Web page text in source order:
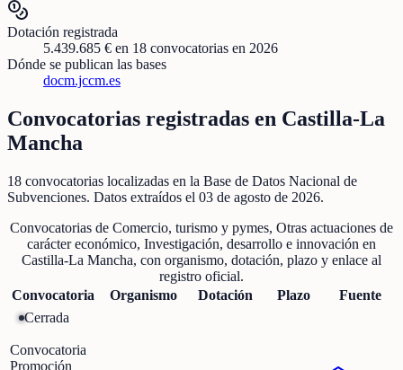
Dotación registrada
5.439.685 € en 18 convocatorias en 2026
Dónde se publican las bases
docm.jccm.es
Convocatorias registradas en Castilla-La
Mancha
18 convocatorias localizadas en la Base de Datos Nacional de
Subvenciones. Datos extraídos el 03 de agosto de 2026.
Convocatorias de Comercio, turismo y pymes, Otras actuaciones de
carácter económico, Investigación, desarrollo e innovación en
Castilla-La Mancha, con organismo, dotación, plazo y enlace al
registro oficial.
Convocatoria
Organismo Dotación Plazo
Fuente
Cerrada
Convocatoria
Promoción